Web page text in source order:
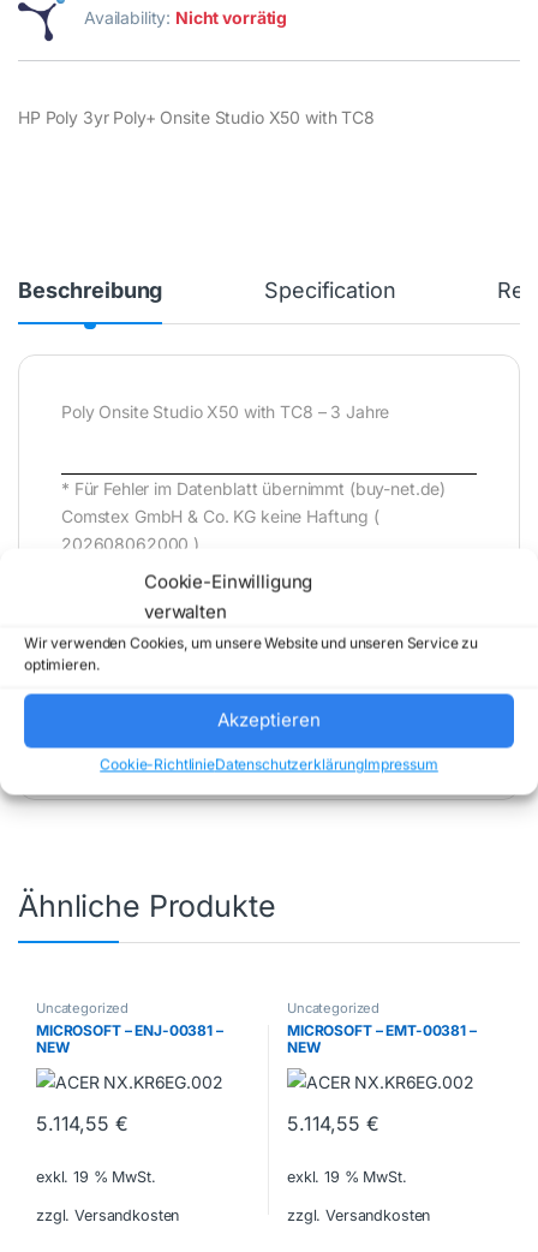
Cookie-Einwilligung
verwalten
Wir verwenden Cookies, um unsere Website und unseren Service zu
optimieren.
Akzeptieren
Cookie-RichtlinieDatenschutzerklärungImpressum
Availability: Nicht vorrätig
HP Poly 3yr Poly+ Onsite Studio X50 with TC8
Beschreibung Specification
Poly Onsite Studio X50 with TC8 – 3 Jahre
* Für Fehler im Datenblatt übernimmt (buy-net.de)
Comstex GmbH & Co. KG keine Haftung (
202608062000 )
P86270314
Uncategorized
Marke:HP INC
Ähnliche Produkte
Uncategorized
MICROSOFT – ENJ-00381 –
NEW
5.114,55 €
exkl. 19 % MwSt.
zzgl. Versandkosten
Uncategorized
MICROSOFT – EMT-00381 –
NEW
5.114,55 €
exkl. 19 % MwSt.
zzgl. Versandkosten